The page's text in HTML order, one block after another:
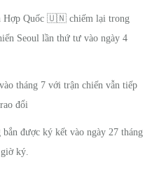
Hợp Quốc 🇺🇳 chiếm lại trong
Seoul lần thứ tư vào ngày 4
tháng 7 với trận chiến vẫn tiếp
đổi
được ký kết vào ngày 27 tháng
ký.